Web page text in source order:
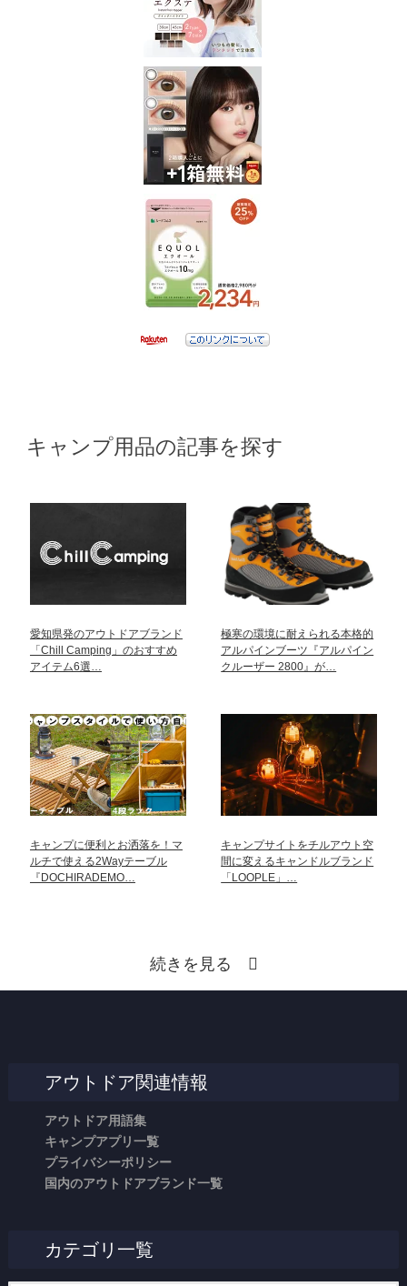
キャンプ用品の記事を探す
愛知県発のアウトドアブランド
「Chill Camping」のおすすめ
アイテム6選…
極寒の環境に耐えられる本格的
アルパインブーツ『アルパイン
クルーザー 2800』が…
キャンプに便利とお洒落を！マ
ルチで使える2Wayテーブル
『DOCHIRADEMO…
キャンプサイトをチルアウト空
間に変えるキャンドルブランド
「LOOPLE」…
続きを見る
アウトドア関連情報
アウトドア用語集
キャンプアプリ一覧
プライバシーポリシー
国内のアウトドアブランド一覧
カテゴリ一覧